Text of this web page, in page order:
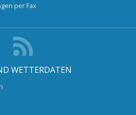
per Fax
WETTERDATEN